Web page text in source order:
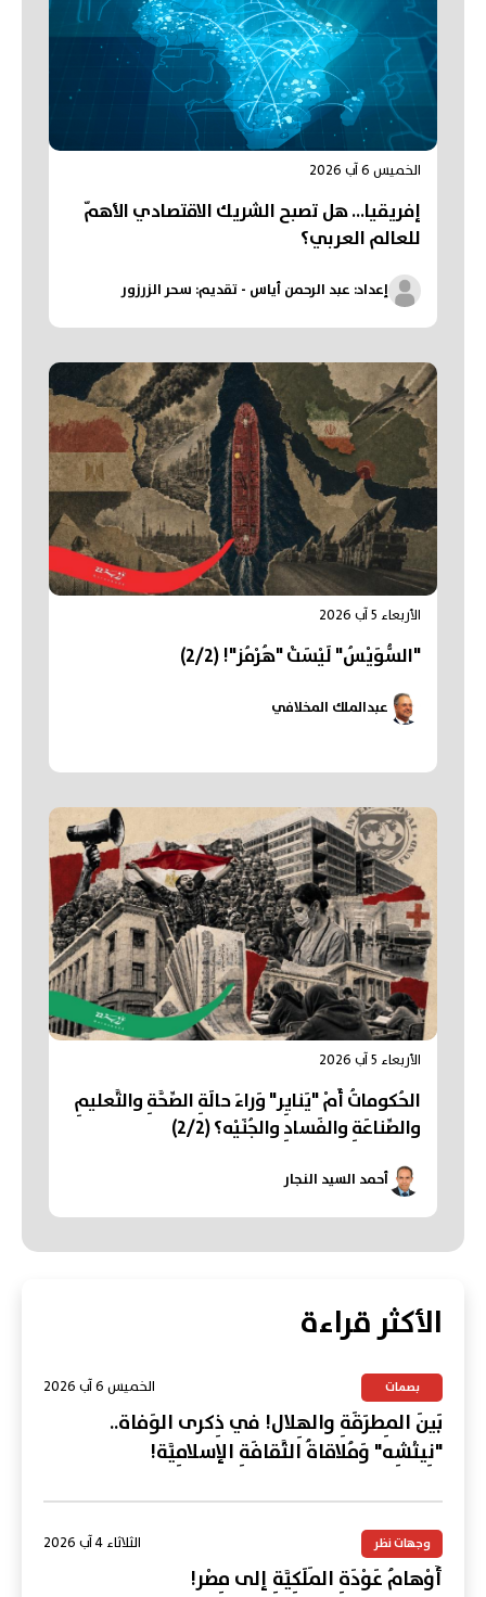
الخميس 6 آب 2026
إفريقيا... هل تصبح الشريك الاقتصادي الأهمّ
للعالم العربي؟
إعداد: عبد الرحمن أياس - تقديم: سحر الزرزور
الأربعاء 5 آب 2026
"السُّوَيْسُ" لَيْسَتْ "هُرْمُز"! (2/2)
عبدالملك المخلافي
الأربعاء 5 آب 2026
الحُكوماتُ أَمْ "يَنايِر" وَراءَ حالَةِ الصِّحَّةِ والتَّعليمِ
والصِّناعَةِ والفَسادِ والجُنَيْه؟ (2/2)
أحمد السيد النجار
الأكثر قراءة
بصمات الخميس 6 آب 2026
بَينَ المِطرَقَةِ والهِلال! في ذِكرى الوَفاة..
"نِيتْشِه" وَمُلاقاةُ الثَّقافَةِ الإسلامِيَّة!
وجهات نظر الثلاثاء 4 آب 2026
أَوْهامُ عَوْدَةِ المَلَكِيَّةِ إلى مِصْر!